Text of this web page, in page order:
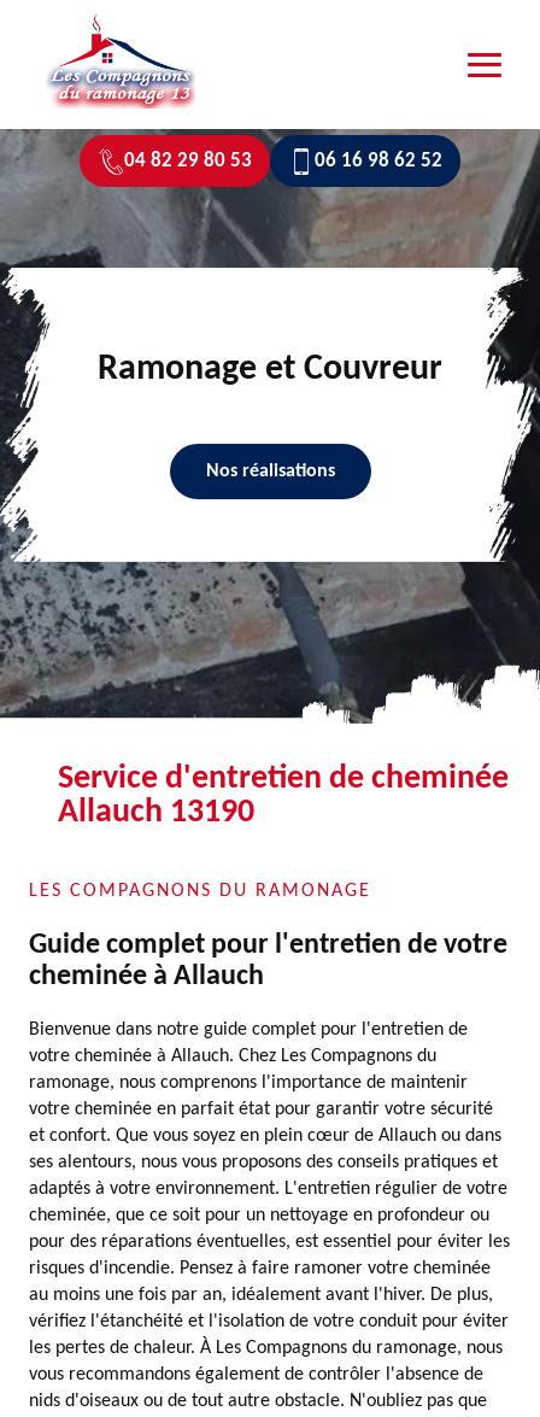
04 82 29 80 53 06 16 98 62 52
Ramonage et Couvreur
Nos réalisations
Service d'entretien de cheminée
Allauch 13190
LES COMPAGNONS DU RAMONAGE
Guide complet pour l'entretien de votre
cheminée à Allauch
Bienvenue dans notre guide complet pour l'entretien de
votre cheminée à Allauch. Chez Les Compagnons du
ramonage, nous comprenons l'importance de maintenir
votre cheminée en parfait état pour garantir votre sécurité
et confort. Que vous soyez en plein cœur de Allauch ou dans
ses alentours, nous vous proposons des conseils pratiques et
adaptés à votre environnement. L'entretien régulier de votre
cheminée, que ce soit pour un nettoyage en profondeur ou
pour des réparations éventuelles, est essentiel pour éviter les
risques d'incendie. Pensez à faire ramoner votre cheminée
au moins une fois par an, idéalement avant l'hiver. De plus,
vérifiez l'étanchéité et l'isolation de votre conduit pour éviter
les pertes de chaleur. À Les Compagnons du ramonage, nous
vous recommandons également de contrôler l'absence de
nids d'oiseaux ou de tout autre obstacle. N'oubliez pas que